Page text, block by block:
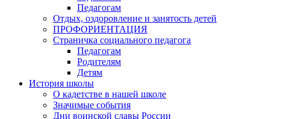
Педагогам
Отдых, оздоровление и занятость детей
ПРОФОРИЕНТАЦИЯ
Страничка социального педагога
Педагогам
Родителям
Детям
История школы
О кадетстве в нашей школе
Значимые события
Дни воинской славы России